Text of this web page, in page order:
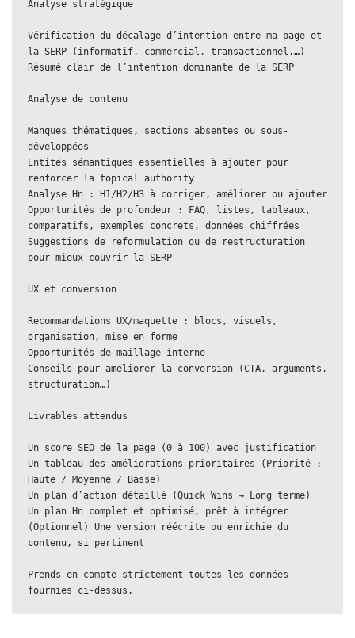
Analyse stratégique
Vérification du décalage d’intention entre ma page et
la SERP (informatif, commercial, transactionnel,…)
Résumé clair de l’intention dominante de la SERP
Analyse de contenu
Manques thématiques, sections absentes ou sous-
développées
Entités sémantiques essentielles à ajouter pour
renforcer la topical authority
Analyse Hn : H1/H2/H3 à corriger, améliorer ou ajouter
Opportunités de profondeur : FAQ, listes, tableaux,
comparatifs, exemples concrets, données chiffrées
Suggestions de reformulation ou de restructuration
pour mieux couvrir la SERP
UX et conversion
Recommandations UX/maquette : blocs, visuels,
organisation, mise en forme
Opportunités de maillage interne
Conseils pour améliorer la conversion (CTA, arguments,
structuration…)
Livrables attendus
Un score SEO de la page (0 à 100) avec justification
Un tableau des améliorations prioritaires (Priorité :
Haute / Moyenne / Basse)
Un plan d’action détaillé (Quick Wins → Long terme)
Un plan Hn complet et optimisé, prêt à intégrer
(Optionnel) Une version réécrite ou enrichie du
contenu, si pertinent
Prends en compte strictement toutes les données